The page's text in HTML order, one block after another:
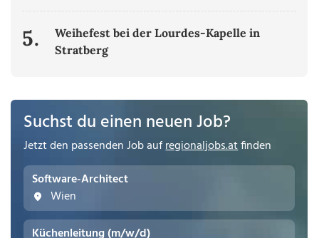
5.
Weihefest bei der Lourdes-Kapelle in
Stratberg
Suchst du einen neuen Job?
Jetzt den passenden Job aufregionaljobs.atfinden
Software-Architect
Wien
Küchenleitung (m/w/d)